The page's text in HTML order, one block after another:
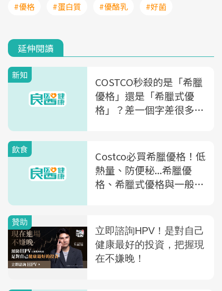
#優格 #蛋白質 #優酪乳 #好菌
延伸閱讀
新知
COSTCO秒殺的是「希臘
優格」還是「希臘式優
格」？差一個字差很多...
飲食
Costco必買希臘優格！低
熱量、防便秘...希臘優
格、希臘式優格與一般優